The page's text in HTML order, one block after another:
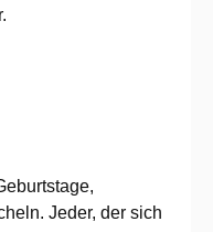
Jeder, der sich